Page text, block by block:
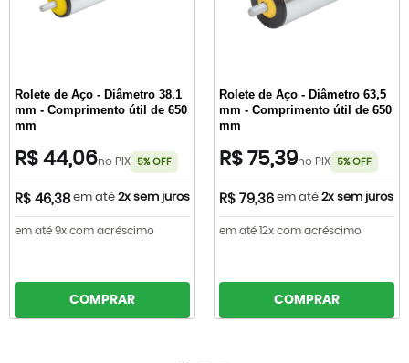
Rolete de Aço - Diâmetro 38,1
mm - Comprimento útil de 650
mm
R$ 44,06no PIX 5% OFF
R$ 46,38 em até 2x sem juros
em até 9x com acréscimo
COMPRAR
Rolete de Aço - Diâmetro 63,5
mm - Comprimento útil de 650
mm
R$ 75,39no PIX 5% OFF
R$ 79,36 em até 2x sem juros
em até 12x com acréscimo
COMPRAR